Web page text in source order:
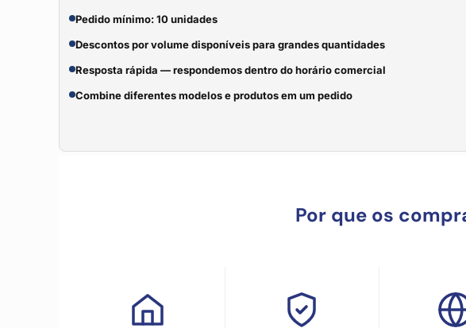
Pedido mínimo: 10 unidades
Descontos por volume disponíveis para grandes quantidades
Resposta rápida — respondemos dentro do horário comercial
Combine diferentes modelos e produtos em um pedido
Por que os